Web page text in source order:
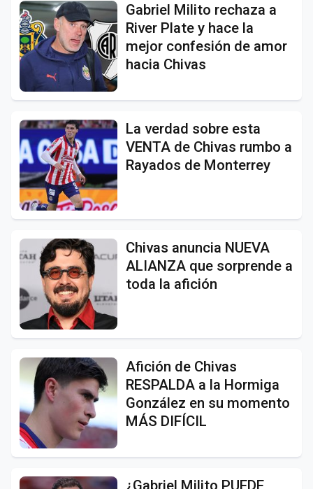
Gabriel Milito rechaza a
River Plate y hace la
mejor confesión de amor
hacia Chivas
La verdad sobre esta
VENTA de Chivas rumbo a
Rayados de Monterrey
Chivas anuncia NUEVA
ALIANZA que sorprende a
toda la afición
Afición de Chivas
RESPALDA a la Hormiga
González en su momento
MÁS DIFÍCIL
¿Gabriel Milito PUEDE